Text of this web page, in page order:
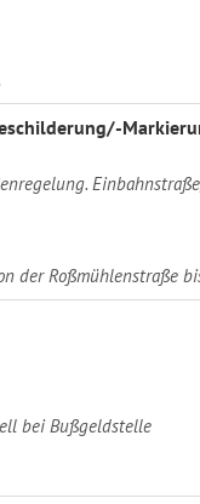
Roßmühlenstraße
bei Bußgeldstelle